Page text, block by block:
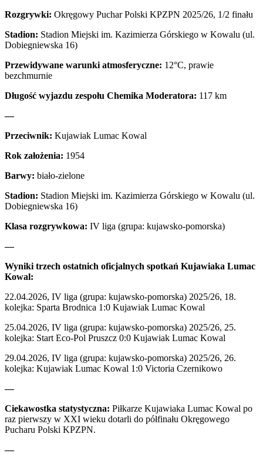
Rozgrywki: Okręgowy Puchar Polski KPZPN 2025/26, 1/2 finału
Stadion: Stadion Miejski im. Kazimierza Górskiego w Kowalu (ul.
Dobiegniewska 16)
Przewidywane warunki atmosferyczne: 12°C, prawie
bezchmurnie
Długość wyjazdu zespołu Chemika Moderatora: 117 km
—
Przeciwnik: Kujawiak Lumac Kowal
Rok założenia: 1954
Barwy: biało-zielone
Stadion: Stadion Miejski im. Kazimierza Górskiego w Kowalu (ul.
Dobiegniewska 16)
Klasa rozgrywkowa: IV liga (grupa: kujawsko-pomorska)
—
Wyniki trzech ostatnich oficjalnych spotkań Kujawiaka Lumac
Kowal:
22.04.2026, IV liga (grupa: kujawsko-pomorska) 2025/26, 18.
kolejka: Sparta Brodnica 1:0 Kujawiak Lumac Kowal
25.04.2026, IV liga (grupa: kujawsko-pomorska) 2025/26, 25.
kolejka: Start Eco-Pol Pruszcz 0:0 Kujawiak Lumac Kowal
29.04.2026, IV liga (grupa: kujawsko-pomorska) 2025/26, 26.
kolejka: Kujawiak Lumac Kowal 1:0 Victoria Czernikowo
—
Ciekawostka statystyczna: Piłkarze Kujawiaka Lumac Kowal po
raz pierwszy w XXI wieku dotarli do półfinału Okręgowego
Pucharu Polski KPZPN.
—